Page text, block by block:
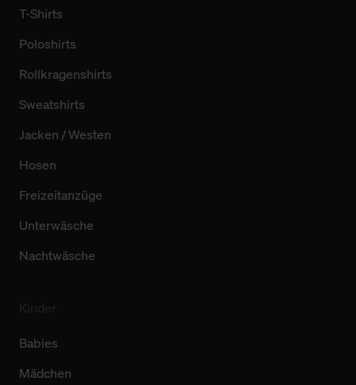
T-Shirts
Poloshirts
Rollkragenshirts
Sweatshirts
Jacken / Westen
Hosen
Freizeitanzüge
Unterwäsche
Nachtwäsche
Babies
Mädchen